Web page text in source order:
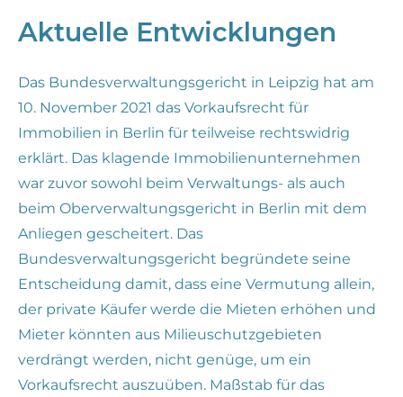
Aktuelle Entwicklungen
Das Bundesverwaltungsgericht in Leipzig hat am
10. November 2021 das Vorkaufsrecht für
Immobilien in Berlin für teilweise rechtswidrig
erklärt. Das klagende Immobilienunternehmen
war zuvor sowohl beim Verwaltungs- als auch
beim Oberverwaltungsgericht in Berlin mit dem
Anliegen gescheitert. Das
Bundesverwaltungsgericht begründete seine
Entscheidung damit, dass eine Vermutung allein,
der private Käufer werde die Mieten erhöhen und
Mieter könnten aus Milieuschutzgebieten
verdrängt werden, nicht genüge, um ein
Vorkaufsrecht auszuüben. Maßstab für das